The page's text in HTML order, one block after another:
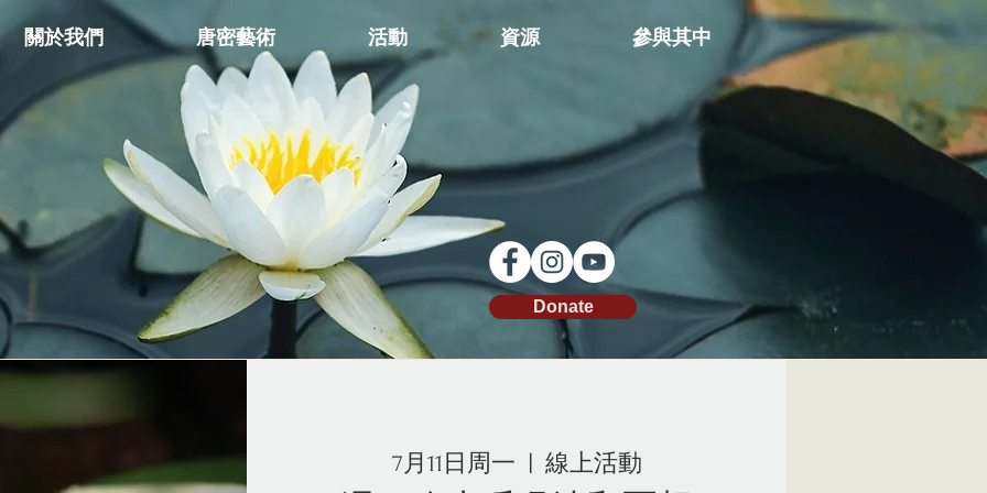
關於我們 唐密藝術 活動 資源 參與其中
Donate
7月11日周一 線上活動